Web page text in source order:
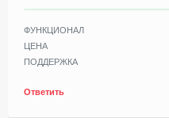
ФУНКЦИОНАЛ
ЦЕНА
ПОДДЕРЖКА
Ответить